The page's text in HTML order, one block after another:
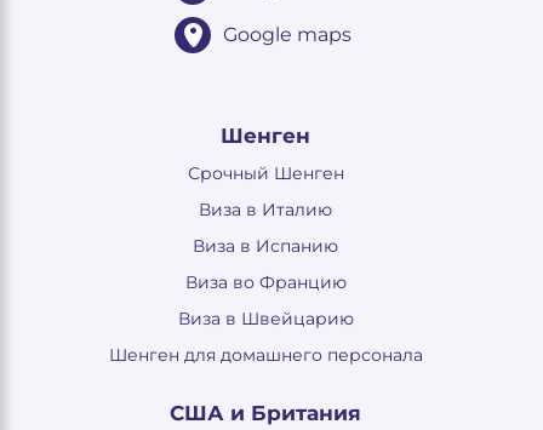
Google maps
Шенген
Срочный Шенген
Виза в Италию
Виза в Испанию
Виза во Францию
Виза в Швейцарию
Шенген для домашнего персонала
США и Британия